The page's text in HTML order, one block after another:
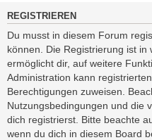
REGISTRIEREN
Du musst in diesem Forum
können. Die Registrierung ist in
ermöglicht dir, auf weitere
Administration kann
Berechtigungen zuweisen.
Nutzungsbedingungen und die
dich registrierst. Bitte beachte
wenn du dich in diesem Board